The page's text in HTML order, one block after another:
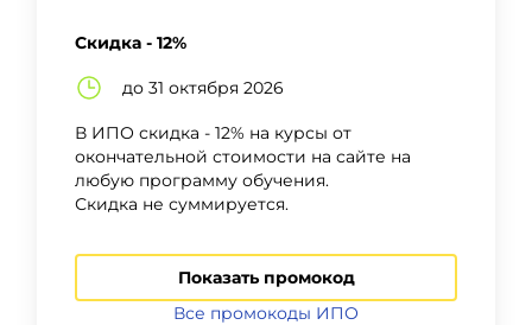
Скидка - 12%
до 31 октября 2026
В ИПО скидка - 12% на курсы от
окончательной стоимости на сайте на
любую программу обучения.
Скидка не суммируется.
Показать промокод
Все промокоды ИПО